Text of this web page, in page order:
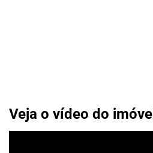
Veja o vídeo do imóvel